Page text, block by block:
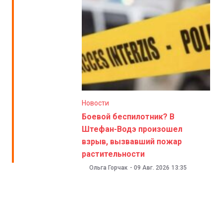
Новости
Боевой беспилотник? В
Штефан-Водэ произошел
взрыв, вызвавший пожар
растительности
Ольга Горчак - 09 Авг. 2026 13:35